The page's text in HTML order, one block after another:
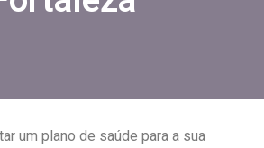
um plano de saúde para a sua